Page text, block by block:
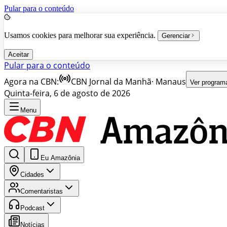
Pular para o conteúdo
Usamos cookies para melhorar sua experiência. Gerenciar
Aceitar
Pular para o conteúdo
Agora na CBN:
CBN Jornal da Manhã· Manaus Ver
Quinta-feira, 6 de agosto de 2026
Menu
Eu Amazônia
Cidades
Comentaristas
Podcast
Notícias